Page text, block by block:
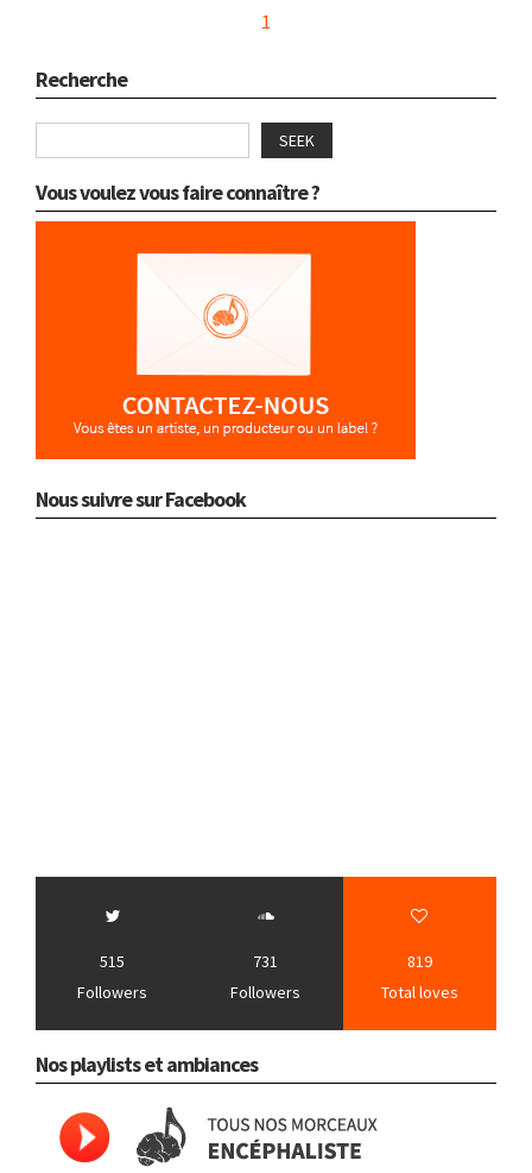
1
Recherche
SEEK
Vous voulez vous faire connaître ?
Nous suivre sur Facebook
515
Followers
731
Followers
819
Total loves
Nos playlists et ambiances